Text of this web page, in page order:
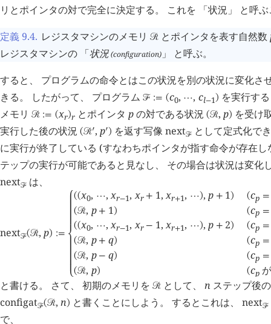
リとポインタの対で完全に決定する。 これを 「状況」 と呼
定義 9.4. レジスタマシンのメモリ 󰒩 とポインタを表す自然数
レジスタマシンの 「状況(configuration) 」 と呼ぶ。
すると、 プログラムの命令とはこの状況を別の状況に変化さ
きる。 したがって、 プログラム 󰒝 := (c0, ⋯, cl−1 ) を実行す
メモリ 󰒩 := (xr)rとポインタ pの対である状況 (󰒩, p) を受け
実行した後の状況 (󰒩󰎘, p󰎘) を返す写像next󰒝 として定式化で
に実行が終了している (すなわちポインタが指す命令が存在
テップの実行が可能であると見なし、 その場合は状況は変化
next󰒝 は、
next󰒝(󰒩, p) :=
⎧
⎨
⎩
((x0, ⋯, xr−1, xr + 1, xr+1, ⋯ ), p + 1) (cp =
(󰒩, p + 1) (cp =
((x0, ⋯, xr−1, xr − 1, xr+1, ⋯), p + 2) (cp =
(󰒩, p + q) (cp =
(󰒩, p − q) (cp =
(󰒩, p) (cp
と書ける。 さて、 初期のメモリを 󰒩 として、 n ステップ後
configat󰒝(󰒩, n) と書くことにしよう。 するとこれは、next󰒝
で、